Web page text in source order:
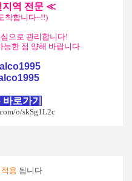
지역 전문 ≪
착합니다~!!)
으로 관리합니다!
능한 점 양해 바랍니다
로가기
o/skSg1L2c
용 됩니다